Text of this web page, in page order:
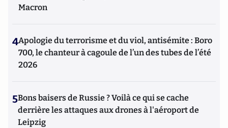
Macron
4Apologie du terrorisme et du viol, antisémite : Boro
700, le chanteur à cagoule de l’un des tubes de l’été
2026
5Bons baisers de Russie ? Voilà ce qui se cache
derrière les attaques aux drones à l'aéroport de
Leipzig